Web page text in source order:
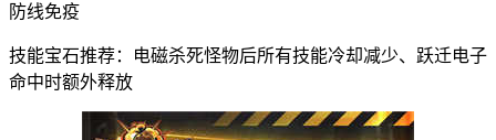
防线免疫
技能宝石推荐：电磁杀死怪物后所有技能冷却减少、跃迁电子
命中时额外释放